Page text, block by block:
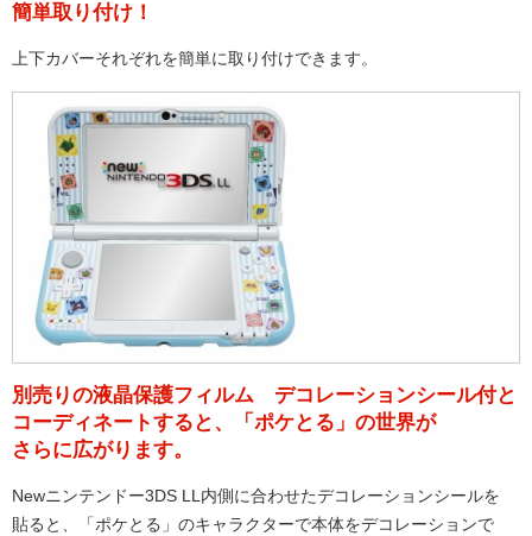
簡単取り付け！
上下カバーそれぞれを簡単に取り付けできます。
別売りの液晶保護フィルム デコレーションシール付と
コーディネートすると、「ポケとる」の世界が
さらに広がります。
Newニンテンドー3DS LL内側に合わせたデコレーションシールを
貼ると、「ポケとる」のキャラクターで本体をデコレーションで